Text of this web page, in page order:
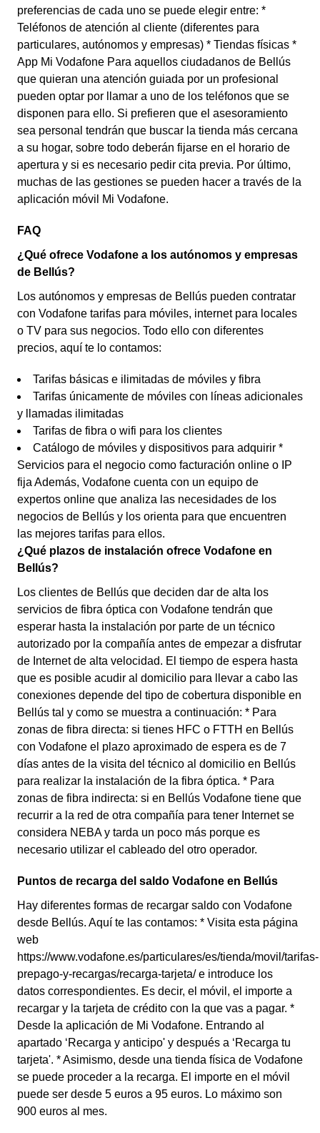
preferencias de cada uno se puede elegir entre: *
Teléfonos de atención al cliente (diferentes para
particulares, autónomos y empresas) * Tiendas físicas *
App Mi Vodafone Para aquellos ciudadanos de Bellús
que quieran una atención guiada por un profesional
pueden optar por llamar a uno de los teléfonos que se
disponen para ello. Si prefieren que el asesoramiento
sea personal tendrán que buscar la tienda más cercana
a su hogar, sobre todo deberán fijarse en el horario de
apertura y si es necesario pedir cita previa. Por último,
muchas de las gestiones se pueden hacer a través de la
aplicación móvil Mi Vodafone.
FAQ
¿Qué ofrece Vodafone a los autónomos y empresas
de Bellús?
Los autónomos y empresas de Bellús pueden contratar
con Vodafone tarifas para móviles, internet para locales
o TV para sus negocios. Todo ello con diferentes
precios, aquí te lo contamos:
Tarifas básicas e ilimitadas de móviles y fibra
Tarifas únicamente de móviles con líneas adicionales
y llamadas ilimitadas
Tarifas de fibra o wifi para los clientes
Catálogo de móviles y dispositivos para adquirir *
Servicios para el negocio como facturación online o IP
fija Además, Vodafone cuenta con un equipo de
expertos online que analiza las necesidades de los
negocios de Bellús y los orienta para que encuentren
las mejores tarifas para ellos.
¿Qué plazos de instalación ofrece Vodafone en
Bellús?
Los clientes de Bellús que deciden dar de alta los
servicios de fibra óptica con Vodafone tendrán que
esperar hasta la instalación por parte de un técnico
autorizado por la compañía antes de empezar a disfrutar
de Internet de alta velocidad. El tiempo de espera hasta
que es posible acudir al domicilio para llevar a cabo las
conexiones depende del tipo de cobertura disponible en
Bellús tal y como se muestra a continuación: * Para
zonas de fibra directa: si tienes HFC o FTTH en Bellús
con Vodafone el plazo aproximado de espera es de 7
días antes de la visita del técnico al domicilio en Bellús
para realizar la instalación de la fibra óptica. * Para
zonas de fibra indirecta: si en Bellús Vodafone tiene que
recurrir a la red de otra compañía para tener Internet se
considera NEBA y tarda un poco más porque es
necesario utilizar el cableado del otro operador.
Puntos de recarga del saldo Vodafone en Bellús
Hay diferentes formas de recargar saldo con Vodafone
desde Bellús. Aquí te las contamos: * Visita esta página
web
https://www.vodafone.es/particulares/es/tienda/movil/tarifas-
prepago-y-recargas/recarga-tarjeta/ e introduce los
datos correspondientes. Es decir, el móvil, el importe a
recargar y la tarjeta de crédito con la que vas a pagar. *
Desde la aplicación de Mi Vodafone. Entrando al
apartado ‘Recarga y anticipo' y después a ‘Recarga tu
tarjeta'. * Asimismo, desde una tienda física de Vodafone
se puede proceder a la recarga. El importe en el móvil
puede ser desde 5 euros a 95 euros. Lo máximo son
900 euros al mes.